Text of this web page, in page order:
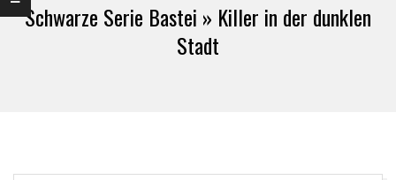
Menu
Schwarze Serie Bastei » Killer in der dunklen
Stadt